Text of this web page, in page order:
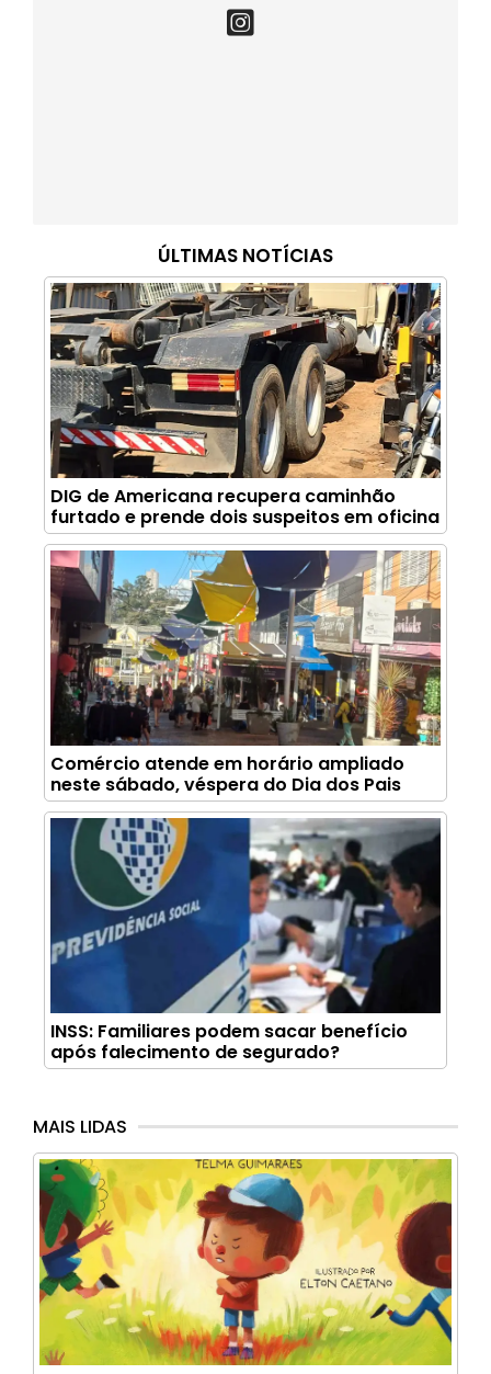
ÚLTIMAS NOTÍCIAS
DIG de Americana recupera caminhão
furtado e prende dois suspeitos em oficina
Comércio atende em horário ampliado
neste sábado, véspera do Dia dos Pais
INSS: Familiares podem sacar benefício
após falecimento de segurado?
MAIS LIDAS